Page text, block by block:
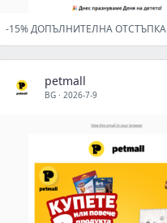
petmall
BG · 2026-7-9